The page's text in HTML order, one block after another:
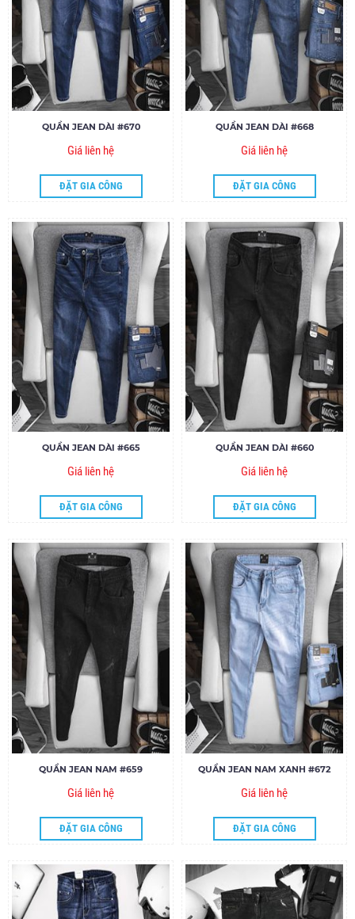
QUẦN JEAN DÀI #670
Giá liên hệ
ĐẶT GIA CÔNG
QUẦN JEAN DÀI #668
Giá liên hệ
ĐẶT GIA CÔNG
QUẦN JEAN DÀI #665
Giá liên hệ
ĐẶT GIA CÔNG
QUẦN JEAN DÀI #660
Giá liên hệ
ĐẶT GIA CÔNG
QUẦN JEAN NAM #659
Giá liên hệ
ĐẶT GIA CÔNG
QUẦN JEAN NAM XANH #672
Giá liên hệ
ĐẶT GIA CÔNG